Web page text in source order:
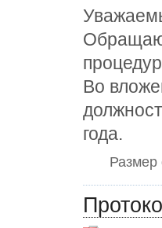
Обращаю
Во
года.